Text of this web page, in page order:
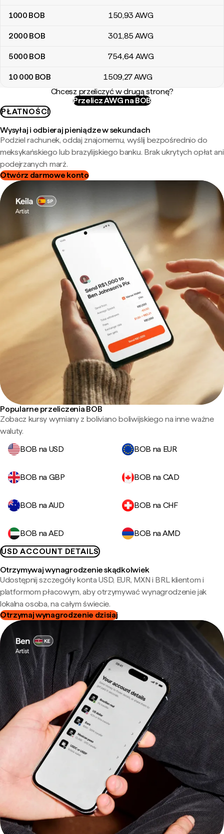
1000 BOB 150,93 AWG
2000 BOB 301,85 AWG
5000 BOB 754,64 AWG
10 000 BOB 1509,27AWG
Chcesz przeliczyć w drugą stronę?
Przelicz AWG na BOB
PŁATNOŚCI
Wysyłaj i odbieraj pieniądze w sekundach
Podziel rachunek, oddaj znajomemu, wyślij bezpośrednio do
meksykańskiego lub brazylijskiego banku. Brak ukrytych opłat ani
podejrzanych marż.
Otwórz darmowe konto
Popularne przeliczenia BOB
Zobacz kursy wymiany z boliviano boliwijskiego na inne ważne
waluty.
BOB na USD
BOB na EUR
BOB na GBP BOB na CAD
BOB na AUD BOB na CHF
BOB na AED
BOB na AMD
USD ACCOUNT DETAILS
Otrzymywaj wynagrodzenie skądkolwiek
Udostępnij szczegóły konta USD, EUR, MXN i BRL klientom i
platformom płacowym, aby otrzymywać wynagrodzenie jak
lokalna osoba, na całym świecie.
Otrzymaj wynagrodzenie dzisiaj